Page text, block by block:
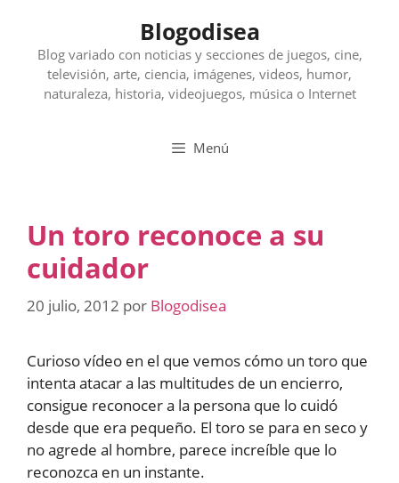
contenido
Blogodisea
Blog variado con noticias y secciones de juegos, cine,
televisión, arte, ciencia, imágenes, videos, humor,
naturaleza, historia, videojuegos, música o Internet
Menú
Un toro reconoce a su
cuidador
20 julio, 2012 por Blogodisea
Curioso vídeo en el que vemos cómo un toro que
intenta atacar a las multitudes de un encierro,
consigue reconocer a la persona que lo cuidó
desde que era pequeño. El toro se para en seco y
no agrede al hombre, parece increíble que lo
reconozca en un instante.